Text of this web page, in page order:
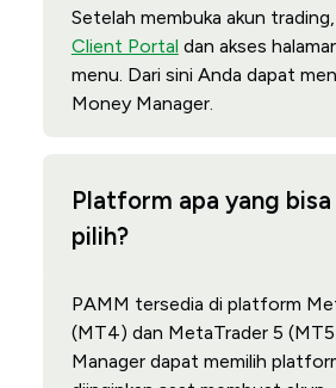
Setelah membuka akun
Client Portal dan akses
menu. Dari sini Anda dapat
Money Manager.
Platform apa yang bisa
pilih?
PAMM tersedia di platform
(MT4) dan MetaTrader 5
Manager dapat memilih